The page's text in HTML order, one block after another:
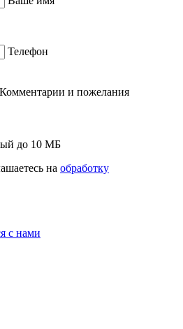
Телефон
Комментарии и пожелания
до 10 МБ
на обработку
с нами